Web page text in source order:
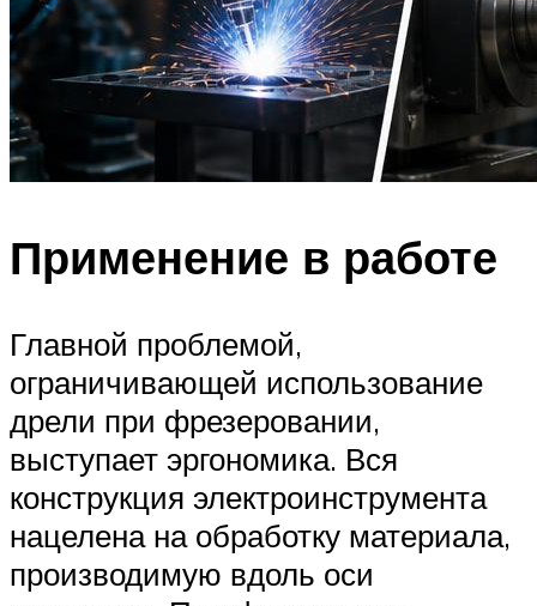
Применение в работе
Главной проблемой,
ограничивающей использование
дрели при фрезеровании,
выступает эргономика. Вся
конструкция электроинструмента
нацелена на обработку материала,
производимую вдоль оси